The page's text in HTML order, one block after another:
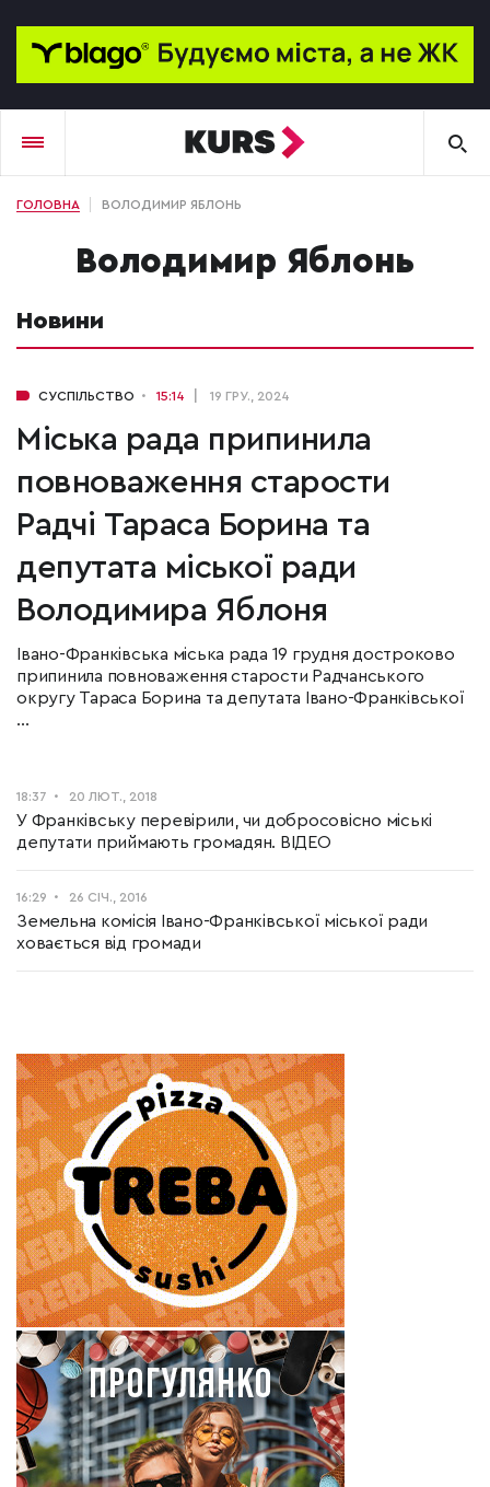
ГОЛОВНА ВОЛОДИМИР ЯБЛОНЬ
Володимир Яблонь
Новини
СУСПІЛЬСТВО 15:14 19 ГРУ., 2024
Міська рада припинила
повноваження старости
Радчі Тараса Борина та
депутата міської ради
Володимира Яблоня
Івано-Франківська міська рада 19 грудня достроково
припинила повноваження старости Радчанського
округу Тараса Борина та депутата Івано-Франківської
...
18:37 20 ЛЮТ., 2018
У Франківську перевірили, чи добросовісно міські
депутати приймають громадян. ВІДЕО
16:29 26 СІЧ., 2016
Земельна комісія Івано-Франківської міської ради
ховається від громади